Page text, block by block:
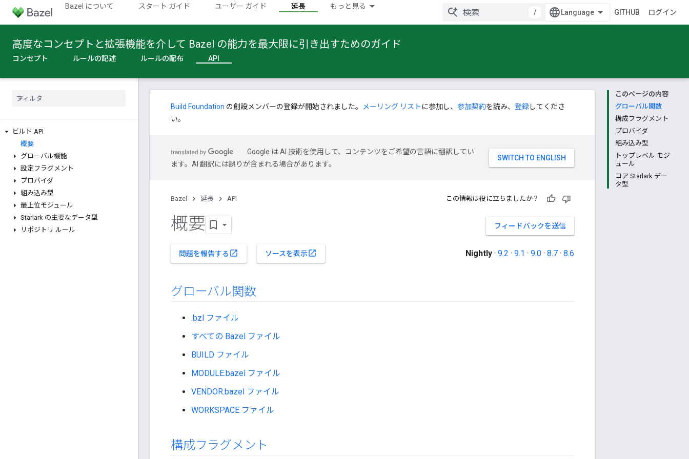
Bazel について スタート ガイド ユーザー ガイド 延長 もっと見る
/ GITHUB ログイン
高度なコンセプトと拡張機能を介して Bazel の能力を最大限に引き出すためのガイド
コンセプト ルールの記述 ルールの配布 API
ビルド API
概要
グローバル機能
設定フラグメント
プロバイダ
組み込み型
最上位モジュール
Starlark の主要なデータ型
リポジトリ ルール
このページの内容
グローバル関数
構成フラグメント
プロバイダ
組み込み型
トップレベル モジ
ュール
コア Starlark デー
タ型
Build Foundation の創設メンバーの登録が開始されました。 メーリング リスト に参加し、 参加契約を読み、 登録してくださ
い。
Google は AI 技術を使用して、コンテンツをご希望の言語に翻訳してい
ます。AI 翻訳には誤りが含まれる場合があります。
Bazel 延長 API この情報は役に立ちましたか？
フィードバックを送信
概要
問題を報告する open_in_new ソースを表示open_in_new Nightly · 9.2 · 9.1 · 9.0 · 8.7 · 8.6
グローバル関数
.bzl ファイル
すべての Bazel ファイル
BUILD ファイル
MODULE.bazel ファイル
VENDOR.bazel ファイル
WORKSPACE ファイル
構成フラグメント